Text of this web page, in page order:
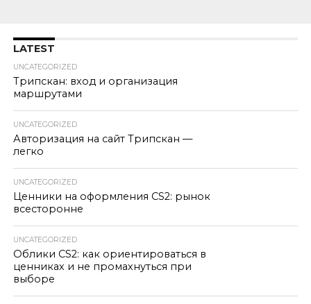
LATEST
UNCATEGORIZED
Трипскан: вход и организация
маршрутами
UNCATEGORIZED
Авторизация на сайт Трипскан —
легко
UNCATEGORIZED
Ценники на оформления CS2: рынок
всесторонне
UNCATEGORIZED
Облики CS2: как ориентироваться в
ценниках и не промахнуться при
выборе